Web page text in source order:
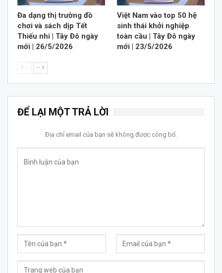
Đa dạng thị trường đồ
chơi và sách dịp Tết
Thiếu nhi | Tây Đô ngày
mới | 26/5/2026
Việt Nam vào top 50 hệ
sinh thái khởi nghiệp
toàn cầu | Tây Đô ngày
mới | 23/5/2026
-- --
ĐỂ LẠI MỘT TRẢ LỜI
Địa chỉ email của bạn sẽ không được công bố.